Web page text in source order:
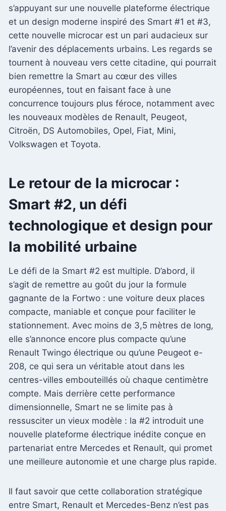
s’appuyant sur une nouvelle plateforme électrique
et un design moderne inspiré des Smart #1 et #3,
cette nouvelle microcar est un pari audacieux sur
l’avenir des déplacements urbains. Les regards se
tournent à nouveau vers cette citadine, qui pourrait
bien remettre la Smart au cœur des villes
européennes, tout en faisant face à une
concurrence toujours plus féroce, notamment avec
les nouveaux modèles de Renault, Peugeot,
Citroën, DS Automobiles, Opel, Fiat, Mini,
Volkswagen et Toyota.
Le retour de la microcar :
Smart #2, un défi
technologique et design pour
la mobilité urbaine
Le défi de la Smart #2 est multiple. D’abord, il
s’agit de remettre au goût du jour la formule
gagnante de la Fortwo : une voiture deux places
compacte, maniable et conçue pour faciliter le
stationnement. Avec moins de 3,5 mètres de long,
elle s’annonce encore plus compacte qu’une
Renault Twingo électrique ou qu’une Peugeot e-
208, ce qui sera un véritable atout dans les
centres-villes embouteillés où chaque centimètre
compte. Mais derrière cette performance
dimensionnelle, Smart ne se limite pas à
ressusciter un vieux modèle : la #2 introduit une
nouvelle plateforme électrique inédite conçue en
partenariat entre Mercedes et Renault, qui promet
une meilleure autonomie et une charge plus rapide.
Il faut savoir que cette collaboration stratégique
entre Smart, Renault et Mercedes-Benz n’est pas